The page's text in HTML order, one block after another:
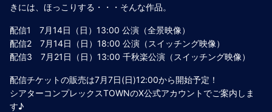
きには、ほっこりする・・・そんな作品。
配信1 7月14日（日）13:00 公演（全景映像）
配信2 7月14日（日）18:00 公演（スイッチング映像）
配信3 7月21日（日）13:00 千秋楽公演（スイッチング映像）
配信チケットの販売は7月7日(日)12:00から開始予定！
シアターコンプレックスTOWNのX公式アカウントでご案内しま
す♪